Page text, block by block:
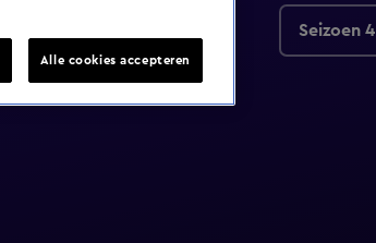
Seizoen 4
Alle cookies accepteren